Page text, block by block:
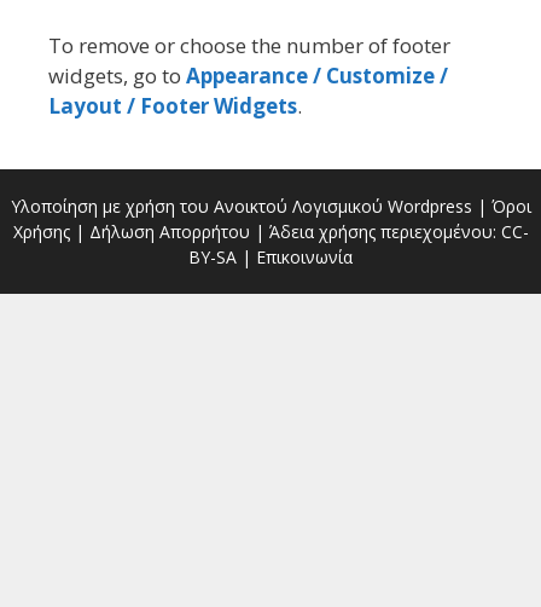
To remove or choose the number of footer
widgets, go to Appearance / Customize /
Layout / Footer Widgets.
Υλοποίηση με χρήση του Ανοικτού Λογισμικού Wordpress | Όροι
Χρήσης| Δήλωση Απορρήτου | Άδεια χρήσης περιεχομένου: CC-
BY-SA | Επικοινωνία